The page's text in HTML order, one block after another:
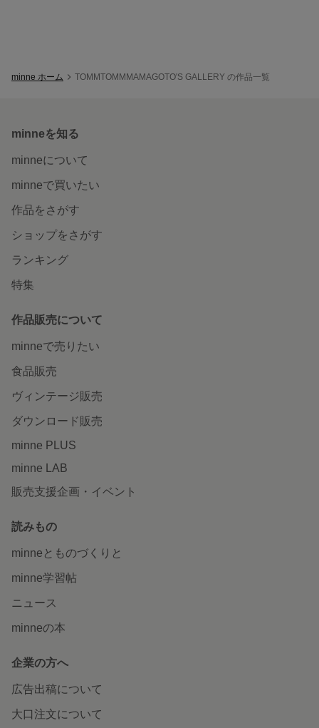
minne ホーム TOMMTOMMMAMAGOTO'S GALLERY の作品一覧
minneを知る
minneについて
minneで買いたい
作品をさがす
ショップをさがす
ランキング
特集
作品販売について
minneで売りたい
食品販売
ヴィンテージ販売
ダウンロード販売
minne PLUS
minne LAB
販売支援企画・イベント
読みもの
minneとものづくりと
minne学習帖
ニュース
minneの本
企業の方へ
広告出稿について
大口注文について